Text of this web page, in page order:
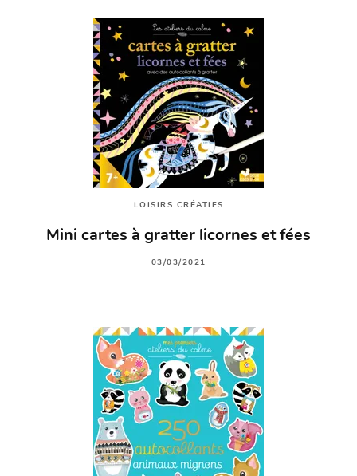
LOISIRS CRÉATIFS
Mini cartes à gratter licornes et fées
03/03/2021